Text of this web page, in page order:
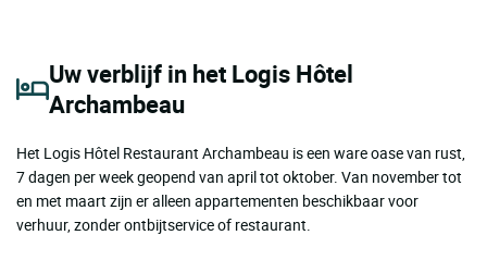
Uw verblijf in het Logis Hôtel
Archambeau
Het Logis Hôtel Restaurant Archambeau is een ware oase van rust,
7 dagen per week geopend van april tot oktober. Van november tot
en met maart zijn er alleen appartementen beschikbaar voor
verhuur, zonder ontbijtservice of restaurant.